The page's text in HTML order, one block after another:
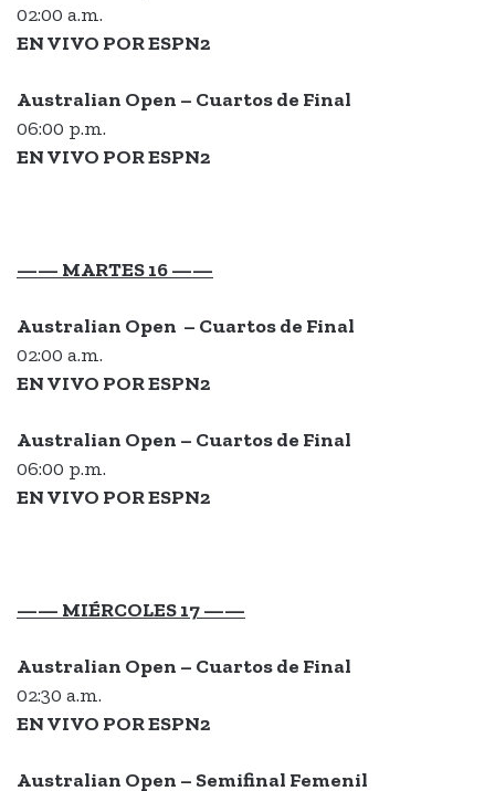
02:00 a.m.
EN VIVO POR ESPN2
Australian Open – Cuartos de Final
06:00 p.m.
EN VIVO POR ESPN2
—— MARTES 16 ——
Australian Open – Cuartos de Final
02:00 a.m.
EN VIVO POR ESPN2
Australian Open – Cuartos de Final
06:00 p.m.
EN VIVO POR ESPN2
—— MIÉRCOLES 17 ——
Australian Open – Cuartos de Final
02:30 a.m.
EN VIVO POR ESPN2
Australian Open – Semifinal Femenil